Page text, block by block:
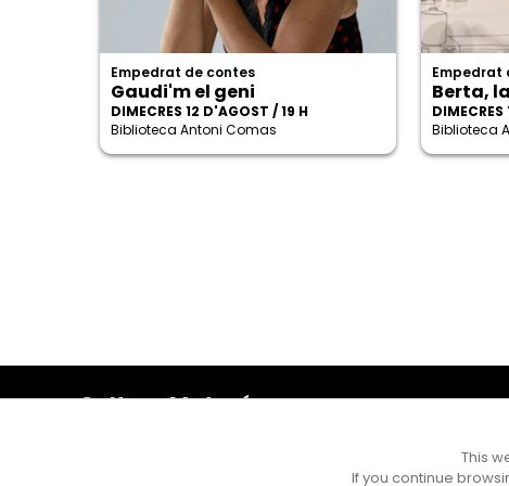
Empedrat de contes
Gaudi'm el geni
DIMECRES 12 D'AGOST / 19 H
Biblioteca Antoni Comas
Empedrat
Berta,
Biblioteca
Cultura Mataró
Horari d'obertura: dilluns, dimecres i divendres de 10 a
This
If you continue